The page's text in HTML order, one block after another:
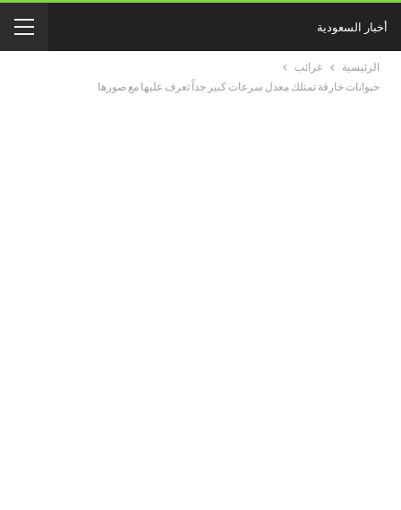
أخبار السعودية
الرئيسية
غرائب
حيوانات خارقة تمتلك معدل سرعات كبير جداً تعرف عليها مع صورها